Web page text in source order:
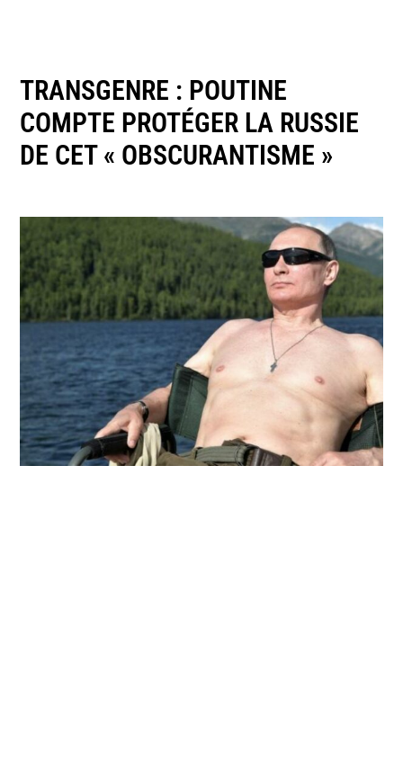
TRANSGENRE : POUTINE
COMPTE PROTÉGER LA RUSSIE
DE CET « OBSCURANTISME »